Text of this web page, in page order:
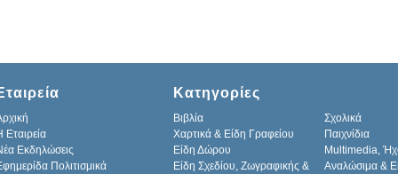
Εταιρεία
Εκδηλώσεις
Πολιτισμικά
Κατηγορίες
Βιβλία
Σχολικά
Χαρτικά & Είδη Γραφείου
Παιχνίδια
Είδη Δώρου
Multimedia,
Είδη Σχεδίου, Ζωγραφικής &
Αναλώσιμα &